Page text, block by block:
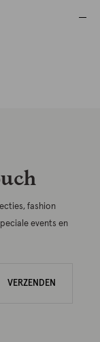
fashion
events en
VERZENDEN